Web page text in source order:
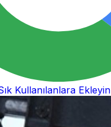
Kullanılanlara Ekleyin